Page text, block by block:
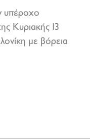
υπέροχο
Κυριακής 13
με βόρεια